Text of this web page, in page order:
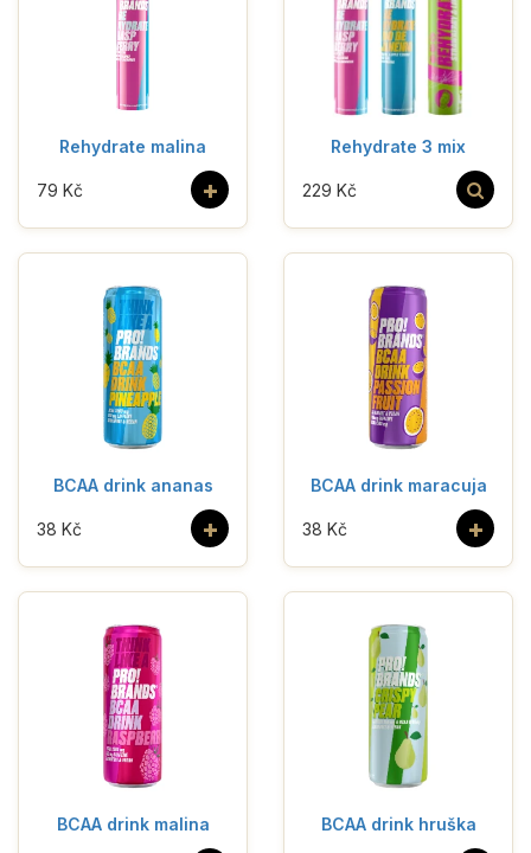
Rehydrate malina
+
79 Kč
Rehydrate 3 mix
229 Kč
BCAA drink ananas
+
38 Kč
BCAA drink maracuja
+
38 Kč
BCAA drink malina BCAA drink hruška